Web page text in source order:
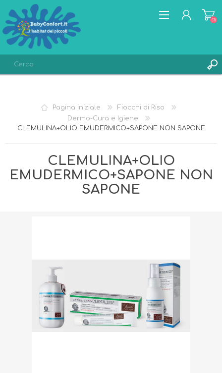
LISTA DEI DESIDERI
(0)
Pagina iniziale
Fiocchi di Riso
Dermo-Cura e Igiene
CLEMULINA+OLIO EMUDERMICO+SAPONE NON SAPONE
CLEMULINA+OLIO
EMUDERMICO+SAPONE NON
SAPONE